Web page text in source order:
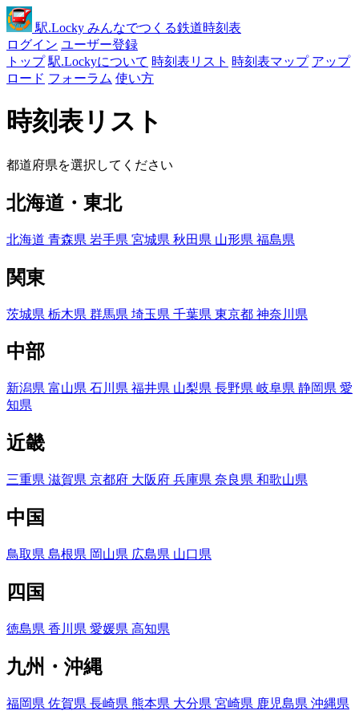
駅.Locky みんなでつくる鉄道時刻表
ログイン ユーザー登録
トップ 駅.Lockyについて 時刻表リスト 時刻表マップ アップ
ロード フォーラム 使い方
時刻表リスト
都道府県を選択してください
北海道・東北
北海道 青森県 岩手県 宮城県 秋田県 山形県 福島県
関東
茨城県 栃木県 群馬県 埼玉県 千葉県 東京都 神奈川県
中部
新潟県 富山県 石川県 福井県 山梨県 長野県 岐阜県 静岡県 愛
知県
近畿
三重県 滋賀県 京都府 大阪府 兵庫県 奈良県 和歌山県
中国
鳥取県 島根県 岡山県 広島県 山口県
四国
徳島県 香川県 愛媛県 高知県
九州・沖縄
福岡県 佐賀県 長崎県 熊本県 大分県 宮崎県 鹿児島県 沖縄県